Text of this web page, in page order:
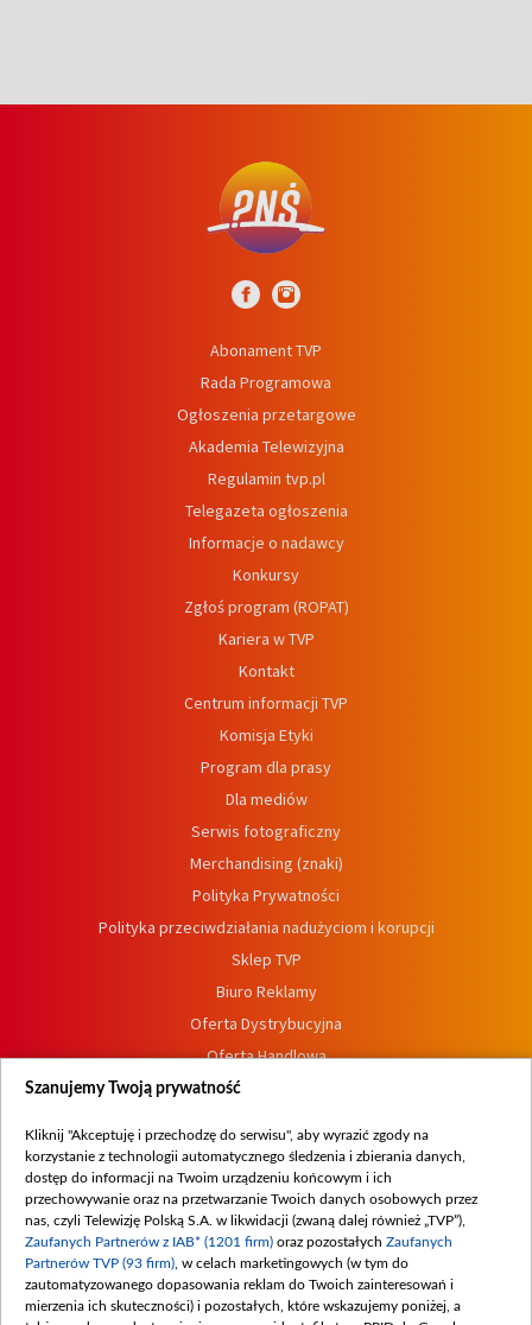
Abonament TVP
Rada Programowa
Ogłoszenia przetargowe
Akademia Telewizyjna
Regulamin tvp.pl
Telegazeta ogłoszenia
Informacje o nadawcy
Konkursy
Zgłoś program (ROPAT)
Kariera w TVP
Kontakt
Centrum informacji TVP
Komisja Etyki
Program dla prasy
Dla mediów
Serwis fotograficzny
Merchandising (znaki)
Polityka Prywatności
Polityka przeciwdziałania nadużyciom i korupcji
Sklep TVP
Biuro Reklamy
Oferta Dystrybucyjna
Oferta Handlowa
Dostępność
Procedura zgłoszeń wewnętrznych
Szanujemy Twoją prywatność
Kliknij "Akceptuję i przechodzę do serwisu", aby wyrazić zgody na
korzystanie z technologii automatycznego śledzenia i zbierania danych,
dostęp do informacji na Twoim urządzeniu końcowym i ich
przechowywanie oraz na przetwarzanie Twoich danych osobowych przez
nas, czyli Telewizję Polską S.A. w likwidacji (zwaną dalej również „TVP”),
Zaufanych Partnerów z IAB* (1201 firm) oraz pozostałych Zaufanych
Partnerów TVP (93 firm) , w celach marketingowych (w tym do
zautomatyzowanego dopasowania reklam do Twoich zainteresowań i
mierzenia ich skuteczności) i pozostałych, które wskazujemy poniżej, a